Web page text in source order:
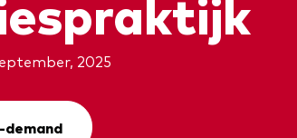
2025
demand